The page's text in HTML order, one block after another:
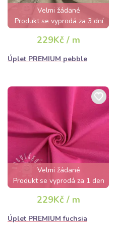
Velmi žádané
Produkt se vyprodá za 3 dní
229Kč / m
Úplet PREMIUM pebble
Velmi žádané
Produkt se vyprodá za 1 den
229Kč / m
Úplet PREMIUM fuchsia